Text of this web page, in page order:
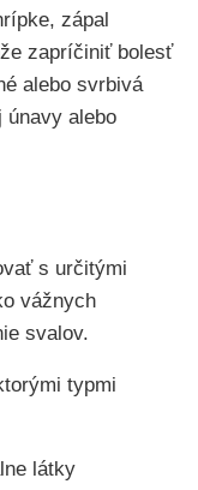
zápal
zapríčiniť bolesť
alebo svrbivá
únavy alebo
s určitými
vážnych
svalov.
typmi
látky